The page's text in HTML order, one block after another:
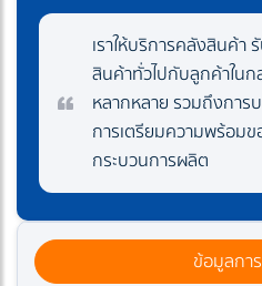
เราให้บริการคลังสินค้า
สินค้าทั่วไปกับลูกค้าใน
หลากหลาย รวมถึงกา
การเตรียมความพร้อม
กระบวนการผลิต
ข้อมูลกา